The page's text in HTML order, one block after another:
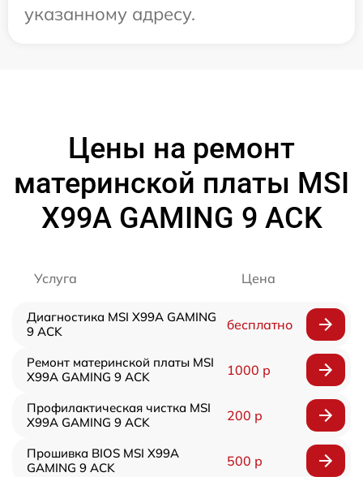
указанному адресу.
Цены на ремонт
материнской платы MSI
X99A GAMING 9 ACK
Услуга Цена
Диагностика MSI X99A GAMING
9 ACK
бесплатно
Ремонт материнской платы MSI
X99A GAMING 9 ACK
1000 р
Профилактическая чистка MSI
X99A GAMING 9 ACK
200 р
Прошивка BIOS MSI X99A
GAMING 9 ACK
500 р